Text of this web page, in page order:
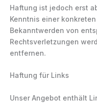
Haftung ist jedoch erst
Kenntnis einer
Bekanntwerden von
Rechtsverletzungen
entfernen.
Haftung für Links
Unser Angebot enthält